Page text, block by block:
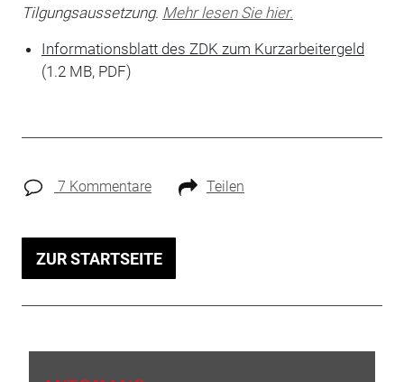
Tilgungsaussetzung. Mehr lesen Sie hier.
Informationsblatt des ZDK zum Kurzarbeitergeld
(1.2 MB, PDF)
7 Kommentare Teilen
ZUR STARTSEITE